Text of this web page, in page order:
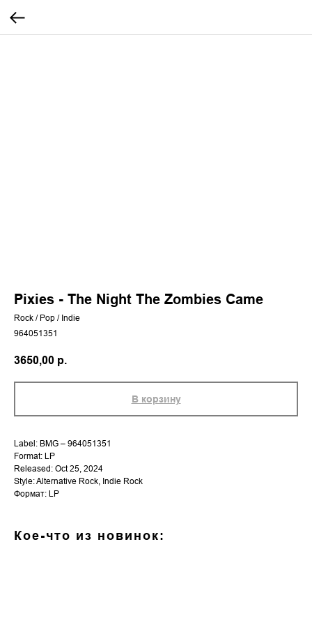
Pixies - The Night The Zombies Came
Rock / Pop / Indie
964051351
3650,00 р.
В корзину
Label: BMG – 964051351
Format: LP
Released: Oct 25, 2024
Style: Alternative Rock, Indie Rock
Формат: LP
Кое-что из новинок: